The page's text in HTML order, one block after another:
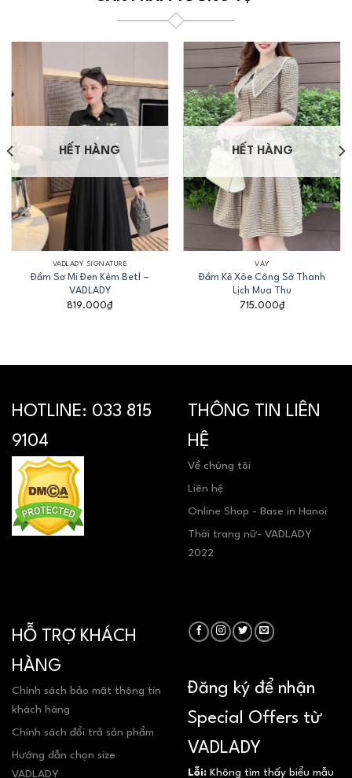
HẾT HÀNG
VADLADY SIGNATURE
Đầm Sơ Mi Đen Kèm Betl –
VADLADY
819.000₫
HẾT HÀNG
VÁY
Đầm Kẻ Xòe Công Sở Thanh
Lịch Mua Thu
715.000₫
HOTLINE: 033 815
9104
THÔNG TIN LIÊN
HỆ
Về chúng tôi
Liên hệ
Online Shop - Base in Hanoi
Thời trang nữ- VADLADY
2022
HỖ TRỢ KHÁCH
HÀNG
Chính sách bảo mật thông tin
khách hàng
Chính sách đổi trả sản phẩm
Hướng dẫn chọn size
VADLADY
Đăng ký để nhận
Special Offers từ
VADLADY
Lỗi: Không tìm thấy biểu mẫu